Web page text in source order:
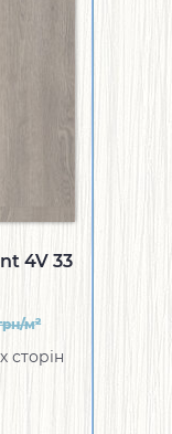
4V 33
м2
сторін